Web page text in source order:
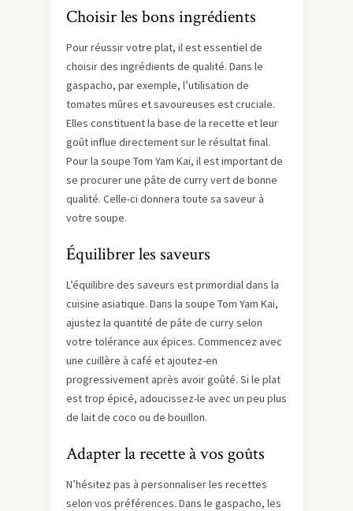
Choisir les bons ingrédients
Pour réussir votre plat, il est essentiel de
choisir des ingrédients de qualité. Dans le
gaspacho, par exemple, l’utilisation de
tomates mûres et savoureuses est cruciale.
Elles constituent la base de la recette et leur
goût influe directement sur le résultat final.
Pour la soupe Tom Yam Kai, il est important de
se procurer une pâte de curry vert de bonne
qualité. Celle-ci donnera toute sa saveur à
votre soupe.
Équilibrer les saveurs
L’équilibre des saveurs est primordial dans la
cuisine asiatique. Dans la soupe Tom Yam Kai,
ajustez la quantité de pâte de curry selon
votre tolérance aux épices. Commencez avec
une cuillère à café et ajoutez-en
progressivement après avoir goûté. Si le plat
est trop épicé, adoucissez-le avec un peu plus
de lait de coco ou de bouillon.
Adapter la recette à vos goûts
N’hésitez pas à personnaliser les recettes
selon vos préférences. Dans le gaspacho, les